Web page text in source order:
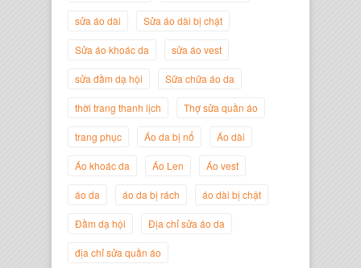
Nguyễn Đắc Định
sửa áo dài Sửa áo dài bị chật
Sửa áo khoác da sửa áo vest
sửa đầm dạ hội Sữa chữa áo da
thời trang thanh lịch Thợ sửa quần áo
trang phục Áo da bị nổ Áo dài
Áo khoác da Áo Len Áo vest
áo da áo da bị rách áo dài bị chật
Đầm dạ hội Địa chỉ sửa áo da
địa chỉ sửa quần áo